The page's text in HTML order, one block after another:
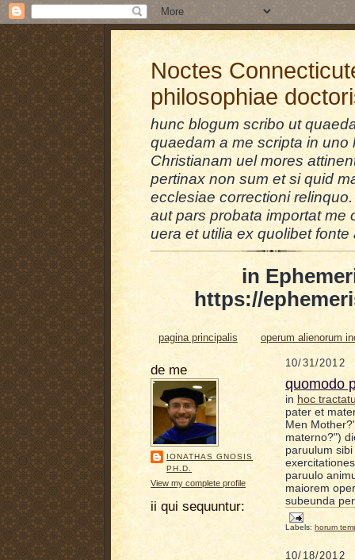
Noctes
philosophiae
hunc blogum scribo ut
quaedam a me scripta in
Christianam uel mores
pertinax non sum et si quid
ecclesiae correctioni
aut pars probata importat me
uera et utilia ex quolibet fonte
in
https://
pagina principalis operum alienorum
de me
IONATHAS GNOSIS
PH.D.
View my complete profile
ii qui sequuntur:
10/31/2012
quomodo
in hoc tra
pater et
Men
materno?")
paruulum
paruulo
maiorem
subeunda
Labels: horum
10/18/2012